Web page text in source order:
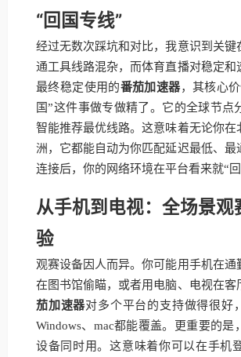
“回国专线”
经过无数次踩坑和对比，我意识到关键
通工具线路混杂，而体育直播对稳定和
最终稳定使用的番茄加速器，其核心
国”这件事做专做精了。它的全球节点
智能推荐最优线路。这意味着无论你在
洲，它都能自动为你匹配延迟最低、最
连接后，你的网络环境在平台看来就“回
从手机到电视：全场景观
验
观赛设备因人而异。你可能用手机在通
在图书馆偷瞄，或者用电脑、电视在客
茄加速器对多个平台的支持做得很好
Windows、mac都能覆盖。更重要的是
设备同时用。这意味着你可以在手机